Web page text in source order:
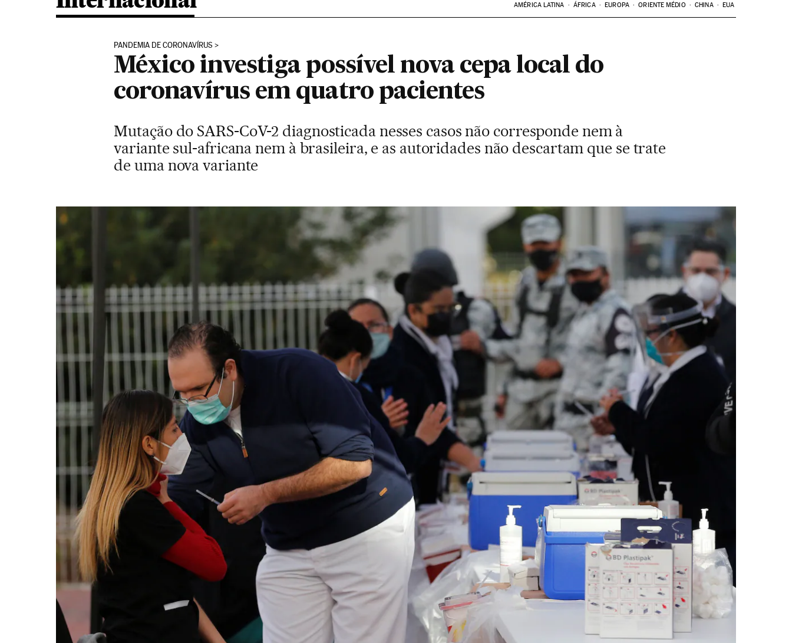
AMÉRICA LATINA ÁFRICA EUROPA ORIENTE MÉDIO CHINA EUA
PANDEMIA DE CORONAVÍRUS
México investiga possível nova cepa local do
coronavírus em quatro pacientes
Mutação do SARS-CoV-2 diagnosticada nesses casos não corresponde nem à
variante sul-africana nem à brasileira, e as autoridades não descartam que se trate
de uma nova variante